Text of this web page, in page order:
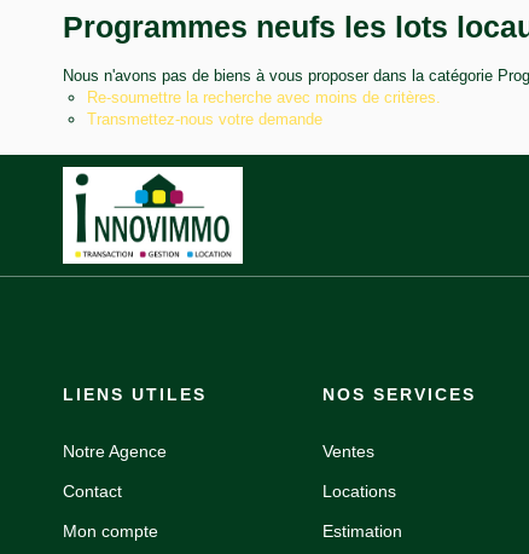
Programmes neufs les lots
Nous n'avons pas de biens à vous proposer dans la catégorie
Re-soumettre la recherche avec moins de critères.
Transmettez-nous votre demande
LIENS UTILES
Notre Agence
Contact
Mon compte
NOS SERVICES
Ventes
Locations
Estimation